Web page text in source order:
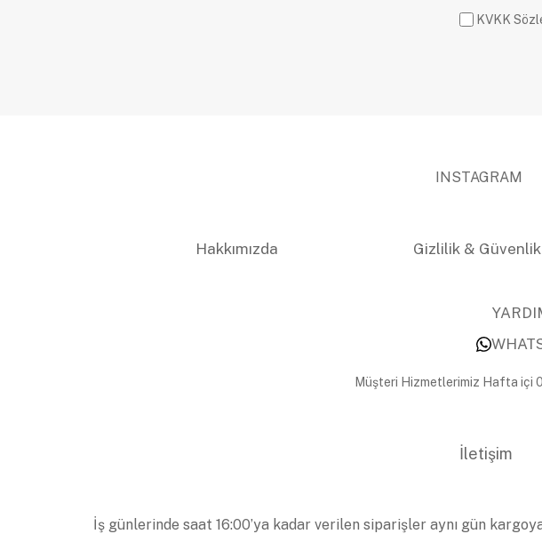
KVKK
INSTAGRAM
Hakkımızda Gizlilik & Güvenlik
Müşteri Hizmetlerimiz Hafta içi
İletişim
İş günlerinde saat 16:00’ya kadar verilen siparişler aynı gün